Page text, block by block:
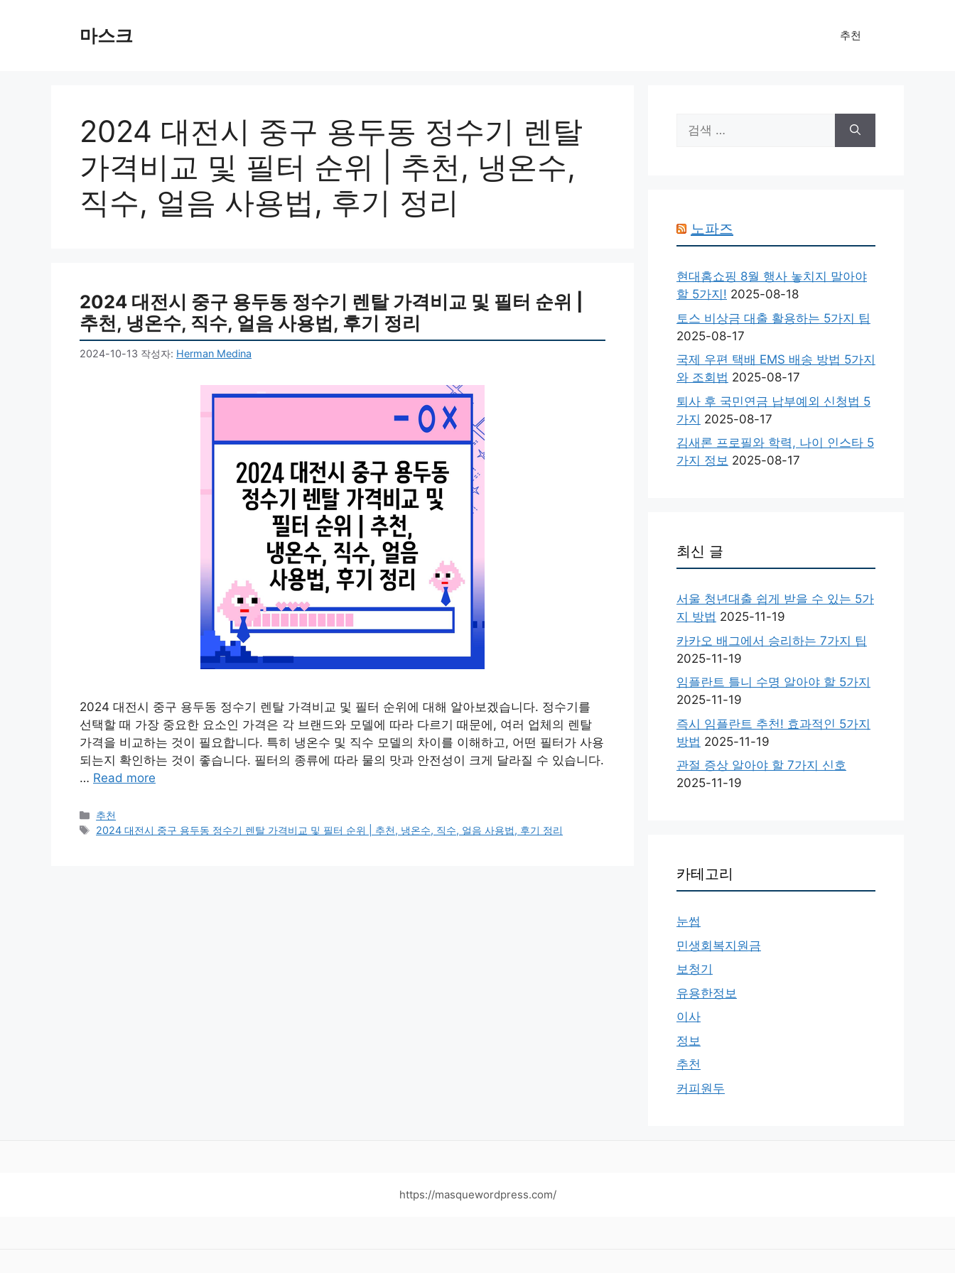
마스크 추천
2024 대전시 중구 용두동 정수기 렌탈
가격비교 및 필터 순위 | 추천, 냉온수,
직수, 얼음 사용법, 후기 정리
2024 대전시 중구 용두동 정수기 렌탈 가격비교 및 필터 순위 |
추천, 냉온수, 직수, 얼음 사용법, 후기 정리
2024-10-13 작성자: Herman Medina
2024 대전시 중구 용두동 정수기 렌탈 가격비교 및 필터 순위에 대해 알아보겠습니다. 정수기를
선택할 때 가장 중요한 요소인 가격은 각 브랜드와 모델에 따라 다르기 때문에, 여러 업체의 렌탈
가격을 비교하는 것이 필요합니다. 특히 냉온수 및 직수 모델의 차이를 이해하고, 어떤 필터가 사용
되는지 확인하는 것이 좋습니다. 필터의 종류에 따라 물의 맛과 안전성이 크게 달라질 수 있습니다.
… Read more
카
테
추천
태
2024 대전시 중구 용두동 정수기 렌탈 가격비교 및 필터 순위 | 추천, 냉온수, 직수, 얼음 사용법, 후기 정리
색:
노파즈
현대홈쇼핑 8월 행사 놓치지 말아야
할 5가지! 2025-08-18
토스 비상금 대출 활용하는 5가지 팁
2025-08-17
국제 우편 택배 EMS 배송 방법 5가지
와 조회법 2025-08-17
퇴사 후 국민연금 납부예외 신청법 5
가지 2025-08-17
김새론 프로필와 학력, 나이 인스타 5
가지 정보 2025-08-17
최신 글
서울 청년대출 쉽게 받을 수 있는 5가
지 방법 2025-11-19
카카오 배그에서 승리하는 7가지 팁
2025-11-19
임플란트 틀니 수명 알아야 할 5가지
2025-11-19
즉시 임플란트 추천! 효과적인 5가지
방법 2025-11-19
관절 증상 알아야 할 7가지 신호
2025-11-19
카테고리
눈썹
민생회복지원금
보청기
유용한정보
이사
정보
추천
커피원두
https://masquewordpress.com/